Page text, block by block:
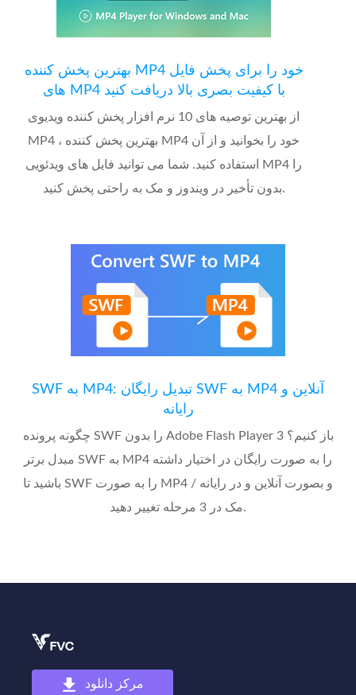
بهترین پخش کننده MP4 خود را برای پخش فایل
های MP4 با کیفیت بصری بالا دریافت کنید
از بهترین توصیه های 10 نرم افزار پخش کننده ویدیوی
MP4 ، بهترین پخش کننده MP4 خود را بخوانید و از آن
استفاده کنید. شما می توانید فایل های ویدئویی MP4 را
بدون تأخیر در ویندوز و مک به راحتی پخش کنید.
SWF به MP4: تبدیل رایگان SWF به MP4 آنلاین و
رایانه
چگونه پرونده SWF را بدون Adobe Flash Player باز کنیم؟ 3
مبدل برتر SWF به MP4 را به صورت رایگان در اختیار داشته
باشید تا SWF را به صورت MP4 و بصورت آنلاین و در رایانه /
مک در 3 مرحله تغییر دهید.
مرکز دانلود